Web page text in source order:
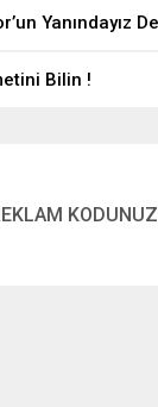
Bilin !
KODUNUZ